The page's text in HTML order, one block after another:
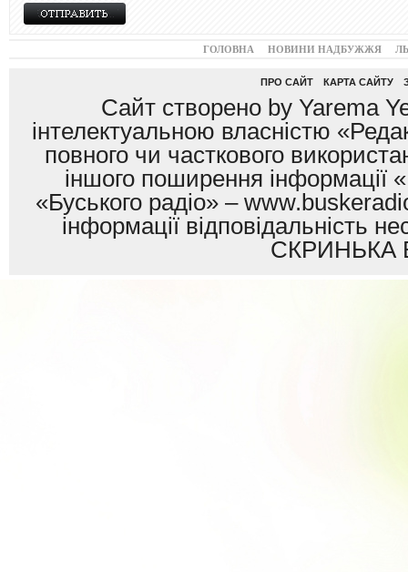
ГОЛОВНА НОВИНИ НАДБУЖЖЯ
ПРО САЙТ КАРТА САЙТУ
Сайт створено by Yarema
інтелектуальною власністю
повного чи часткового
іншого поширення інформації
«Буського радіо» –
інформації
СКРИНЬКА